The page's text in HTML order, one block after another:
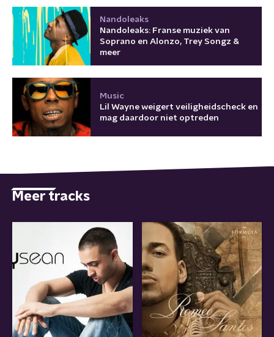
Nandoleaks
Nandoleaks: Franse muziek van
Soprano en Alonzo, Trey Songz &
meer
Music
Lil Wayne weigert veiligheidscheck en
mag daardoor niet optreden
Meer tracks